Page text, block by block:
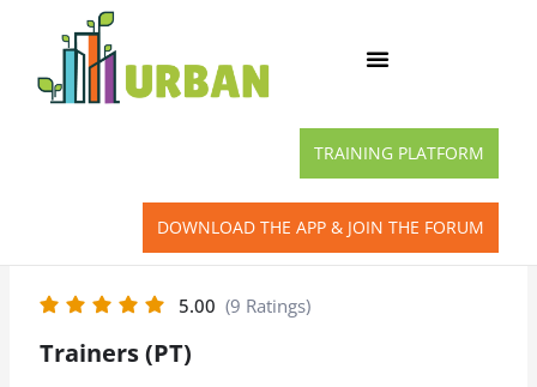
TRAINING PLATFORM
DOWNLOAD THE APP & JOIN THE FORUM
5.00 (9 Ratings)
Trainers (PT)